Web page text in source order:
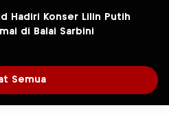
Hadiri Konser Lilin Putih
di Balai Sarbini
Semua